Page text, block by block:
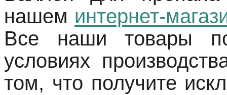
нашем интернет-
Все наши товары
условиях
том, что получите